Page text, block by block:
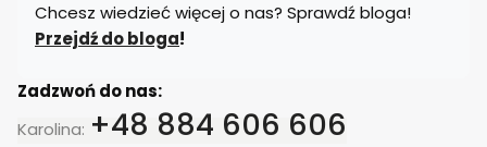
Chcesz wiedzieć więcej o nas? Sprawdź bloga!
Przejdź do bloga!
Zadzwoń do nas:
Karolina: +48 884 606 606